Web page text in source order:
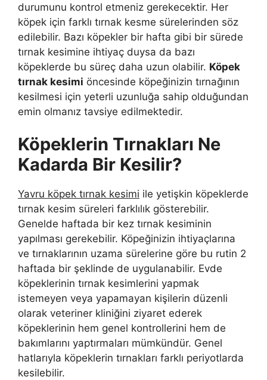
durumunu kontrol etmeniz gerekecektir. Her
köpek için farklı tırnak kesme sürelerinden söz
edilebilir. Bazı köpekler bir hafta gibi bir sürede
tırnak kesimine ihtiyaç duysa da bazı
köpeklerde bu süreç daha uzun olabilir. Köpek
tırnak kesimi öncesinde köpeğinizin tırnağının
kesilmesi için yeterli uzunluğa sahip olduğundan
emin olmanız tavsiye edilmektedir.
Köpeklerin Tırnakları Ne
Kadarda Bir Kesilir?
Yavru köpek tırnak kesimi ile yetişkin köpeklerde
tırnak kesim süreleri farklılık gösterebilir.
Genelde haftada bir kez tırnak kesiminin
yapılması gerekebilir. Köpeğinizin ihtiyaçlarına
ve tırnaklarının uzama sürelerine göre bu rutin 2
haftada bir şeklinde de uygulanabilir. Evde
köpeklerinin tırnak kesimlerini yapmak
istemeyen veya yapamayan kişilerin düzenli
olarak veteriner kliniğini ziyaret ederek
köpeklerinin hem genel kontrollerini hem de
bakımlarını yaptırmaları mümkündür. Genel
hatlarıyla köpeklerin tırnakları farklı periyotlarda
kesilebilir.